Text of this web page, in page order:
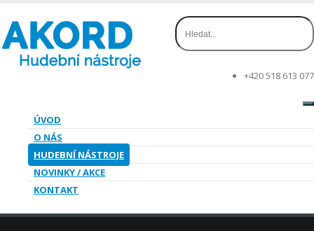
+420 518 613 077
ÚVOD
O NÁS
HUDEBNÍ NÁSTROJE
NOVINKY / AKCE
KONTAKT